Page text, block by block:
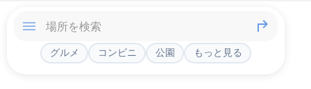
グルメ コンビニ 公園 もっと見る